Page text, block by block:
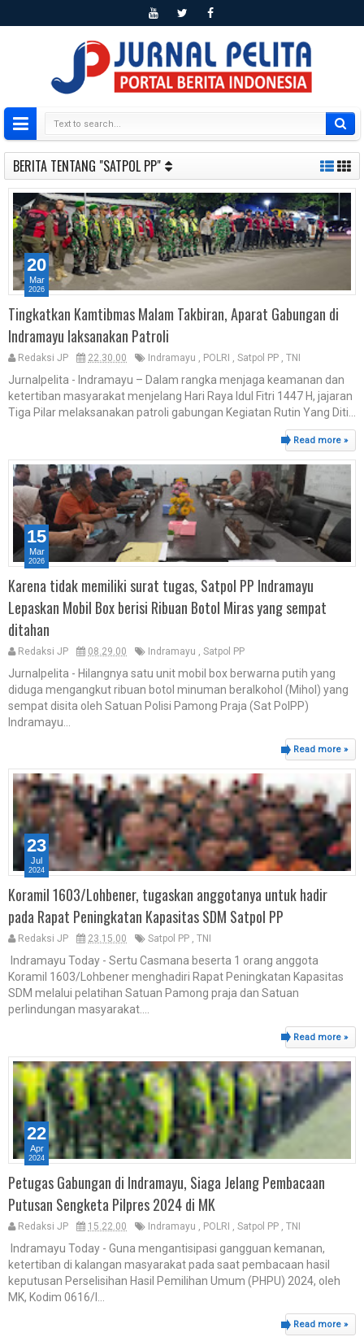
BERITA TENTANG "SATPOL PP"
Tingkatkan Kamtibmas Malam Takbiran, Aparat Gabungan di
Indramayu laksanakan Patroli
Redaksi JP 22.30.00 Indramayu , POLRI , Satpol PP , TNI
Jurnalpelita - Indramayu – Dalam rangka menjaga keamanan dan
ketertiban masyarakat menjelang Hari Raya Idul Fitri 1447 H, jajaran
Tiga Pilar melaksanakan patroli gabungan Kegiatan Rutin Yang Diti...
Read more »
20
Mar
2026
Karena tidak memiliki surat tugas, Satpol PP Indramayu
Lepaskan Mobil Box berisi Ribuan Botol Miras yang sempat
ditahan
Redaksi JP 08.29.00 Indramayu Satpol PP
Jurnalpelita - Hilangnya satu unit mobil box berwarna putih yang
diduga mengangkut ribuan botol minuman beralkohol (Mihol) yang
sempat disita oleh Satuan Polisi Pamong Praja (Sat PolPP)
Indramayu...
Read more »
15
Mar
2026
Koramil 1603/Lohbener, tugaskan anggotanya untuk hadir
pada Rapat Peningkatan Kapasitas SDM Satpol PP
Redaksi JP 23.15.00 Satpol PP , TNI
Indramayu Today - Sertu Casmana beserta 1 orang anggota
Koramil 1603/Lohbener menghadiri Rapat Peningkatan Kapasitas
SDM melalui pelatihan Satuan Pamong praja dan Satuan
perlindungan masyarakat....
Read more »
23
Jul
2024
Petugas Gabungan di Indramayu, Siaga Jelang Pembacaan
Putusan Sengketa Pilpres 2024 di MK
Redaksi JP 15.22.00 Indramayu POLRI Satpol PP TNI
Indramayu Today - Guna mengantisipasi gangguan kemanan,
ketertiban di kalangan masyarakat pada saat pembacaan hasil
keputusan Perselisihan Hasil Pemilihan Umum (PHPU) 2024, oleh
MK, Kodim 0616/I...
Read more »
22
Apr
2024